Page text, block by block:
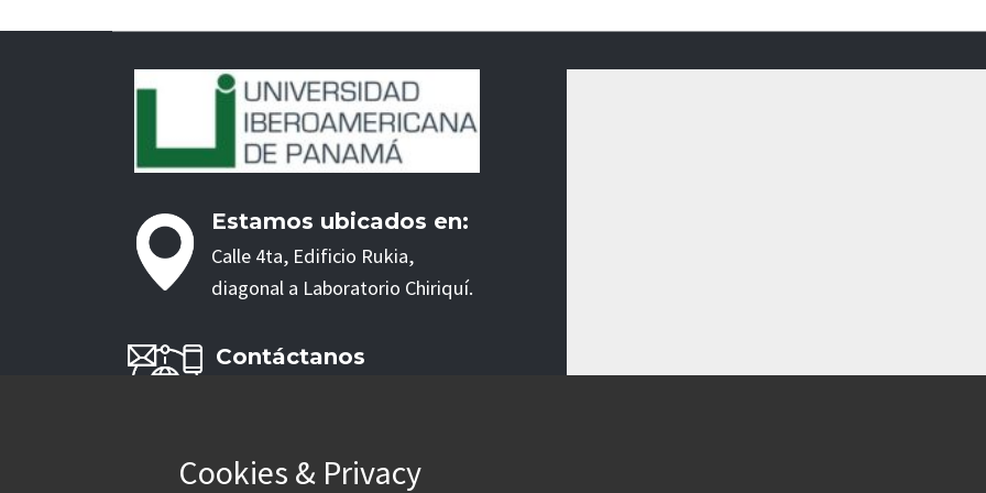
Estamos ubicados en:
Calle 4ta, Edificio Rukia,
diagonal a Laboratorio Chiriquí.
Contáctanos
Contacto:
info@unibero.ac.pa
Cookies & Privacy